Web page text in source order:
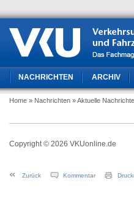
NACHRICHTEN ARCHIV
Home » Nachrichten » Aktuelle
Copyright © 2026 VKUonline.de
Zurück Kommentar